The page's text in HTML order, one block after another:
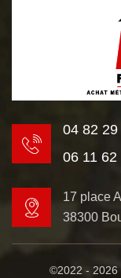
04 82
06 11 62
17 place
38300
©2022 - 2026